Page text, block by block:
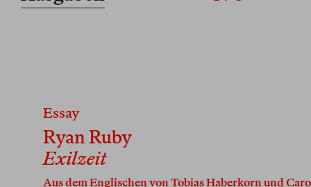
Essay
Ryan Ruby
Exilzeit
Aus dem Englischen vonTobias Haberkornund